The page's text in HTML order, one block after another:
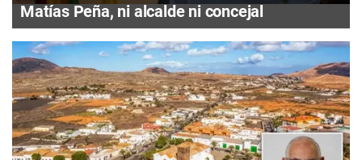
Matías Peña, ni alcalde ni concejal